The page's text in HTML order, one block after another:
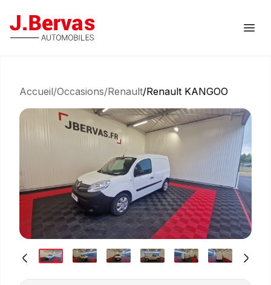
J.Bervas
Accueil/Occasions/Renault/Renault KANGOO